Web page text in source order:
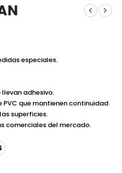
especiales.
llevan adhesivo.
que mantienen continuidad
superficies.
comerciales del mercado.